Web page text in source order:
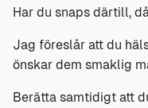
Har du snaps därtill,
Jag föreslår att du
önskar dem smaklig
Berätta samtidigt att